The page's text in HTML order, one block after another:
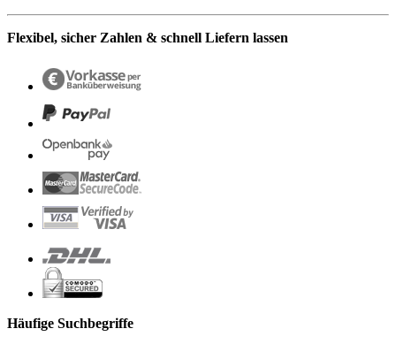
Flexibel, sicher Zahlen & schnell Liefern lassen
Häufige Suchbegriffe